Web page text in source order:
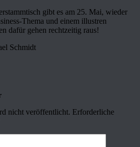
gibt es am 25. Mai, wieder
Thema und einem illustren
dafür gehen rechtzeitig raus!
Schmidt
nicht veröffentlicht. Erforderliche